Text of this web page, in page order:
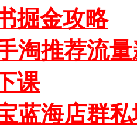
掘金攻略
淘推荐流
课
蓝海店群